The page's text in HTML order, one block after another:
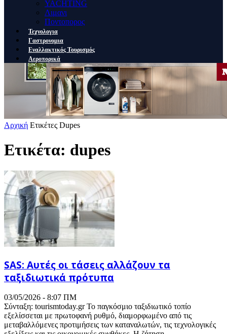
YACHTING
Λιμανι
Ποντοπορος
Τεχνολογια
Γαστρονομια
Εναλλακτικός Τουρισμός
Αεροπορικά
Αρχική Ετικέτες Dupes
Ετικέτα: dupes
SAS: Αυτές οι τάσεις αλλάζουν τα
ταξιδιωτικά πρότυπα
03/05/2026 - 8:07 ΠΜ
Σύνταξη: tourismtoday.gr Το παγκόσμιο ταξιδιωτικό τοπίο
εξελίσσεται με πρωτοφανή ρυθμό, διαμορφωμένο από τις
μεταβαλλόμενες προτιμήσεις των καταναλωτών, τις τεχνολογικές